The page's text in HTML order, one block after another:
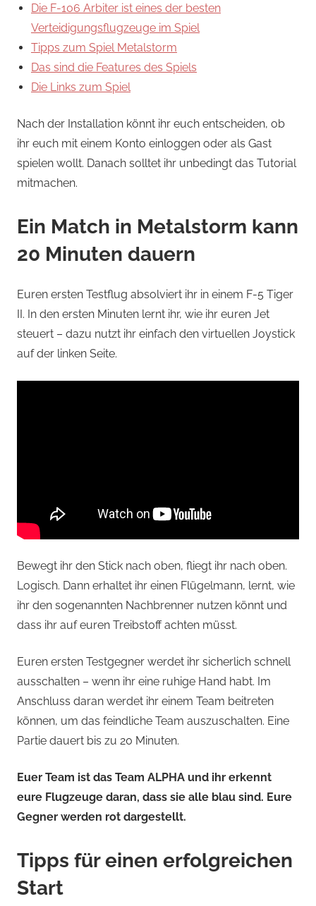
Die F-106 Arbiter ist eines der besten
Verteidigungsflugzeuge im Spiel
Tipps zum Spiel Metalstorm
Das sind die Features des Spiels
Die Links zum Spiel
Nach der Installation könnt ihr euch entscheiden, ob
ihr euch mit einem Konto einloggen oder als Gast
spielen wollt. Danach solltet ihr unbedingt das Tutorial
mitmachen.
Ein Match in Metalstorm kann
20 Minuten dauern
Euren ersten Testflug absolviert ihr in einem F-5 Tiger
II. In den ersten Minuten lernt ihr, wie ihr euren Jet
steuert – dazu nutzt ihr einfach den virtuellen Joystick
auf der linken Seite.
Bewegt ihr den Stick nach oben, fliegt ihr nach oben.
Logisch. Dann erhaltet ihr einen Flügelmann, lernt, wie
ihr den sogenannten Nachbrenner nutzen könnt und
dass ihr auf euren Treibstoff achten müsst.
Euren ersten Testgegner werdet ihr sicherlich schnell
ausschalten – wenn ihr eine ruhige Hand habt. Im
Anschluss daran werdet ihr einem Team beitreten
können, um das feindliche Team auszuschalten. Eine
Partie dauert bis zu 20 Minuten.
Euer Team ist das Team ALPHA und ihr erkennt
eure Flugzeuge daran, dass sie alle blau sind. Eure
Gegner werden rot dargestellt.
Tipps für einen erfolgreichen
Start